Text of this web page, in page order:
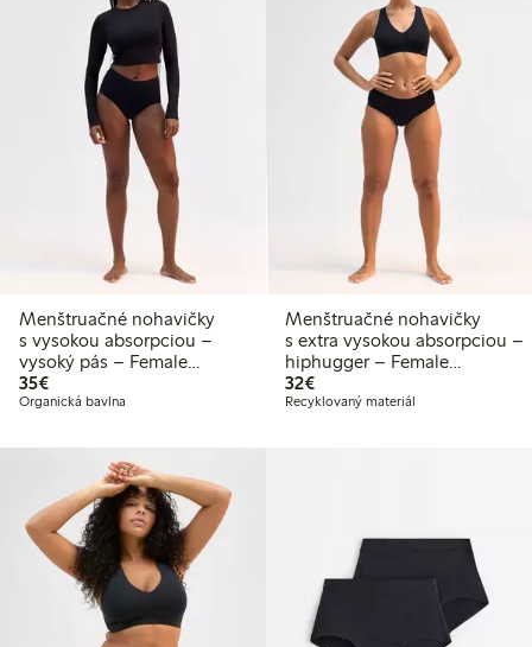
Menštruačné nohavičky
s vysokou absorpciou –
vysoký pás – Female
Engineering
35€35,00 €
Organická bavlna
Menštruačné nohavičky
s extra vysokou absorpciou –
hiphugger – Female
Engineering
32€32,00 €
Recyklovaný materiál